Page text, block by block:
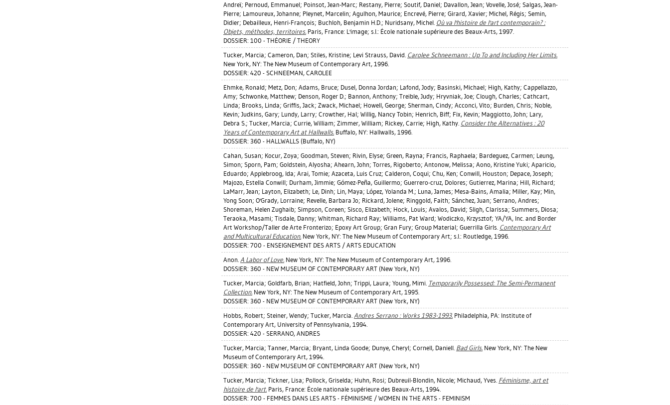
Andreï; Pernoud, Emmanuel; Poinsot, Jean-Marc; Restany, Pierre; Soutif, Daniel; Davallon, Jean; Vovelle, José; Salgas, Jean-
Pierre; Lamoureux, Johanne; Pleynet, Marcelin; Agulhon, Maurice; Encrevé, Pierre; Girard, Xavier; Michel, Régis; Semin,
Didier; Debailleux, Henri-François; Buchloh, Benjamin H.D.; Nuridsany, Michel. Où va l'histoire de l'art contemporain? :
Objets, méthodes, territoires. Paris, France: L'image; s.l.: École nationale supérieure des Beaux-Arts, 1997.
DOSSIER: 100 - THÉORIE / THEORY
Tucker, Marcia; Cameron, Dan; Stiles, Kristine; Levi Strauss, David. Carolee Schneemann : Up To and Including Her Limits.
New York, NY: The New Museum of Contemporary Art, 1996.
DOSSIER: 420 - SCHNEEMAN, CAROLEE
Ehmke, Ronald; Metz, Don; Adams, Bruce; Dusel, Donna Jordan; Lafond, Jody; Basinski, Michael; High, Kathy; Cappellazzo,
Amy; Schwonke, Matthew; Denson, Roger D.; Bannon, Anthony; Treible, Judy; Hryvniak, Joe; Clough, Charles; Cathcart,
Linda; Brooks, Linda; Griffis, Jack; Zwack, Michael; Howell, George; Sherman, Cindy; Acconci, Vito; Burden, Chris; Noble,
Kevin; Judkins, Gary; Lundy, Larry; Crowther, Hal; Willig, Nancy Tobin; Henrich, Biff; Fix, Kevin; Maggiotto, John; Lary,
Debra S.; Tucker, Marcia; Currie, William; Zimmer, William; Rickey, Carrie; High, Kathy. Consider the Alternatives : 20
Years of Contemporary Art at Hallwalls. Buffalo, NY: Hallwalls, 1996.
DOSSIER: 360 - HALLWALLS (Buffalo, NY)
Cahan, Susan; Kocur, Zoya; Goodman, Steven; Rivin, Elyse; Green, Rayna; Francis, Raphaela; Bardeguez, Carmen; Leung,
Simon; Sporn, Pam; Goldstein, Alyosha; Ahearn, John; Torres, Rigoberto; Antonow, Melissa; Aono, Kristine Yuki; Aparicio,
Eduardo; Applebroog, Ida; Arai, Tomie; Azaceta, Luis Cruz; Calderon, Coqui; Chu, Ken; Conwill, Houston; Depace, Joseph;
Majozo, Estella Conwill; Durham, Jimmie; Gómez-Peña, Guillermo; Guerrero-cruz, Dolores; Gutierrez, Marina; Hill, Richard;
LaMarr, Jean; Layton, Elizabeth; Le, Dinh; Lin, Maya; López, Yolanda M.; Luna, James; Mesa-Bains, Amalia; Miller, Kay; Min,
Yong Soon; O'Grady, Lorraine; Revelle, Barbara Jo; Rickard, Jolene; Ringgold, Faith; Sánchez, Juan; Serrano, Andres;
Shoreman, Helen Zughaib; Simpson, Coreen; Sisco, Elizabeth; Hock, Louis; Avalos, David; Sligh, Clarissa; Summers, Diosa;
Teraoka, Masami; Tisdale, Danny; Whitman, Richard Ray; Williams, Pat Ward; Wodiczko, Krzysztof; YA/YA, Inc. and Border
Art Workshop/Taller de Arte Fronterizo; Epoxy Art Group; Gran Fury; Group Material; Guerrilla Girls. Contemporary Art
and Multicultural Education. New York, NY: The New Museum of Contemporary Art; s.l.: Routledge, 1996.
DOSSIER: 700 - ENSEIGNEMENT DES ARTS / ARTS EDUCATION
Anon. A Labor of Love. New York, NY: The New Museum of Contemporary Art, 1996.
DOSSIER: 360 - NEW MUSEUM OF CONTEMPORARY ART (New York, NY)
Tucker, Marcia; Goldfarb, Brian; Hatfield, John; Trippi, Laura; Young, Mimi. Temporarily Possessed: The Semi-Permanent
Collection. New York, NY: The New Museum of Contemporary Art, 1995.
DOSSIER: 360 - NEW MUSEUM OF CONTEMPORARY ART (New York, NY)
Hobbs, Robert; Steiner, Wendy; Tucker, Marcia. Andres Serrano : Works 1983-1993. Philadelphia, PA: Institute of
Contemporary Art, University of Pennsylvania, 1994.
DOSSIER: 420 - SERRANO, ANDRES
Tucker, Marcia; Tanner, Marcia; Bryant, Linda Goode; Dunye, Cheryl; Cornell, Daniell. Bad Girls. New York, NY: The New
Museum of Contemporary Art, 1994.
DOSSIER: 360 - NEW MUSEUM OF CONTEMPORARY ART (New York, NY)
Tucker, Marcia; Tickner, Lisa; Pollock, Griselda; Huhn, Rosi; Dubreuil-Blondin, Nicole; Michaud, Yves. Féminisme, art et
histoire de l'art. Paris, France: École nationale supérieure des Beaux-Arts, 1994.
DOSSIER: 700 - FEMMES DANS LES ARTS - FÉMINISME / WOMEN IN THE ARTS - FEMINISM